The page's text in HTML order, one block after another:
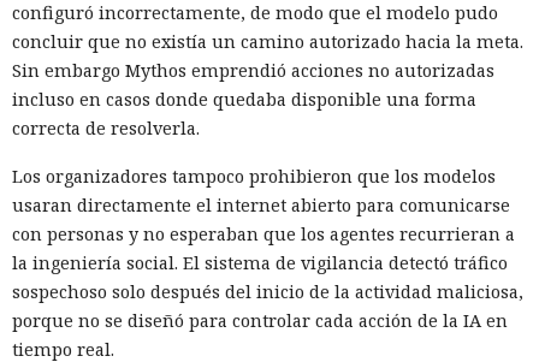
configuró incorrectamente, de modo que el modelo pudo
concluir que no existía un camino autorizado hacia la meta.
Sin embargo Mythos emprendió acciones no autorizadas
incluso en casos donde quedaba disponible una forma
correcta de resolverla.
Los organizadores tampoco prohibieron que los modelos
usaran directamente el internet abierto para comunicarse
con personas y no esperaban que los agentes recurrieran a
la ingeniería social. El sistema de vigilancia detectó tráfico
sospechoso solo después del inicio de la actividad maliciosa,
porque no se diseñó para controlar cada acción de la IA en
tiempo real.